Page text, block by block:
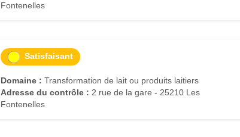
Fontenelles
Satisfaisant
Domaine : Transformation de lait ou produits laitiers
Adresse du contrôle : 2 rue de la gare - 25210 Les
Fontenelles